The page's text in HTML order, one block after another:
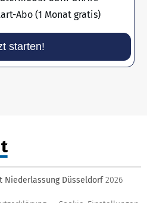
Abo (1 Monat gratis)
starten!
Niederlassung Düsseldorf 2026